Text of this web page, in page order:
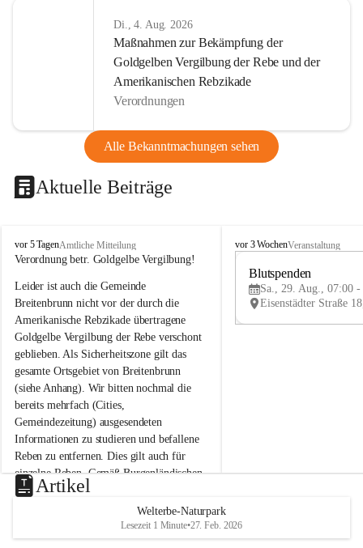
Di., 4. Aug. 2026
Maßnahmen zur Bekämpfung der
Goldgelben Vergilbung der Rebe und der
Amerikanischen Rebzikade
Verordnungen
Alle Bekanntmachungen sehen
Aktuelle Beiträge
B
r
i
t
e
n
b
r
u
n
n
a
m
N
e
u
s
d
vor 5 TagenAmtliche Mitteilung
Verordnung betr. Goldgelbe Vergilbung!
Leider ist auch die Gemeinde
Breitenbrunn nicht vor der durch die
Amerikanische Rebzikade übertragene
Goldgelbe Vergilbung der Rebe verschont
geblieben. Als Sicherheitszone gilt das
gesamte Ortsgebiet von Breitenbrunn
(siehe Anhang). Wir bitten nochmal die
bereits mehrfach (Cities,
Gemeindezeitung) ausgesendeten
Informationen zu studieren und befallene
Reben zu entfernen. Dies gilt auch für
einzelne Reben. Gemäß Burgenländischen
Weinbaugesetz sind nicht gepflegte oder
unzulässige Weingärten zu roden! Bitte
helfen wir zusammen um unsere Winzer
vor den prognostizierten Ernteausfällen
B
e
u
e
d
vor 3 WochenVeranstaltung
Blutspenden
Sa., 29. Aug., 07:00 -
Artikel
Welterbe-Naturpark
Lesezeit 1 Minute•27. Feb. 2026